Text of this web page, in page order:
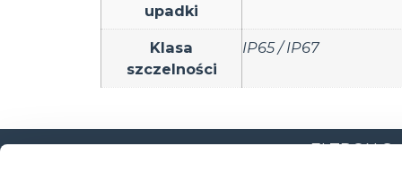
upadki
Klasa
szczelności
IP65 / IP67
ELTRON